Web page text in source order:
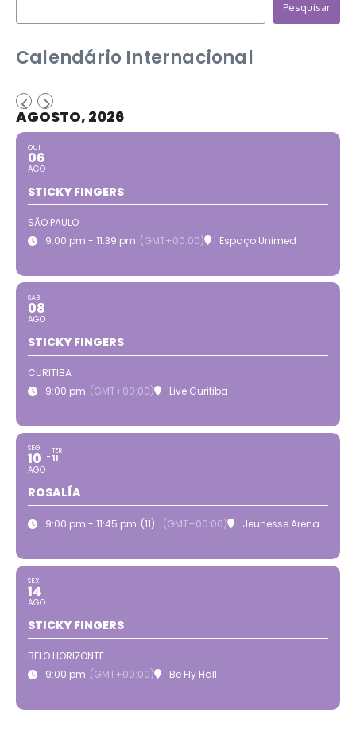
Pesquisar
Calendário Internacional
AGOSTO, 2026
QUI
06
AGO
STICKY FINGERS
SÃO PAULO
9:00 pm - 11:39 pm (GMT+00:00) Espaço Unimed
SÁB
08
AGO
STICKY FINGERS
CURITIBA
9:00 pm (GMT+00:00) Live Curitiba
SEG
10
AGO
TER
11
ROSALÍA
9:00 pm - 11:45 pm (11) (GMT+00:00) Jeunesse Arena
SEX
14
AGO
STICKY FINGERS
BELO HORIZONTE
9:00 pm (GMT+00:00) Be Fly Hall